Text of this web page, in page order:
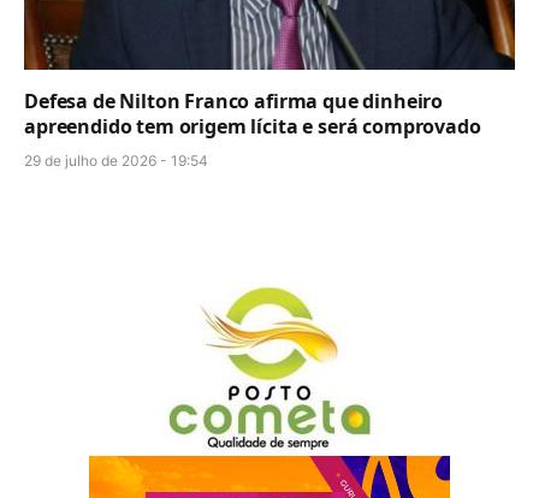
Defesa de Nilton Franco afirma que dinheiro
apreendido tem origem lícita e será comprovado
29 de julho de 2026 - 19:54